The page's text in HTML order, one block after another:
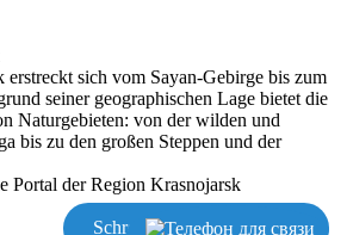
sich vom Sayan-Gebirge bis zum
seiner geographischen Lage bietet die
Naturgebieten: von der wilden und
bis zu den großen Steppen und der
Portal der Region Krasnojarsk
Schreiben